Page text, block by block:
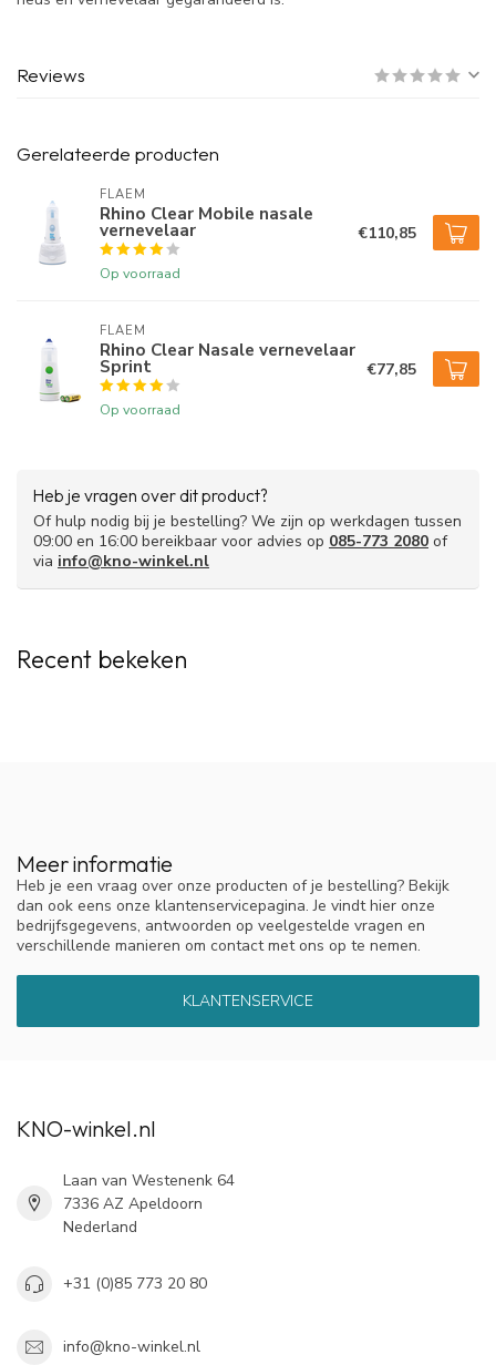
Reviews
Gerelateerde producten
FLAEM
Rhino Clear Mobile nasale
vernevelaar
Op voorraad
€110,85
FLAEM
Rhino Clear Nasale vernevelaar
Sprint
Op voorraad
€77,85
Heb je vragen over dit product?
Of hulp nodig bij je bestelling? We zijn op werkdagen tussen
09:00 en 16:00 bereikbaar voor advies op 085-773 2080 of
via info@kno-winkel.nl
Recent bekeken
Meer informatie
Heb je een vraag over onze producten of je bestelling? Bekijk
dan ook eens onze klantenservicepagina. Je vindt hier onze
bedrijfsgegevens, antwoorden op veelgestelde vragen en
verschillende manieren om contact met ons op te nemen.
KLANTENSERVICE
KNO-winkel.nl
Laan van Westenenk 64
7336 AZ Apeldoorn
Nederland
+31 (0)85 773 20 80
info@kno-winkel.nl